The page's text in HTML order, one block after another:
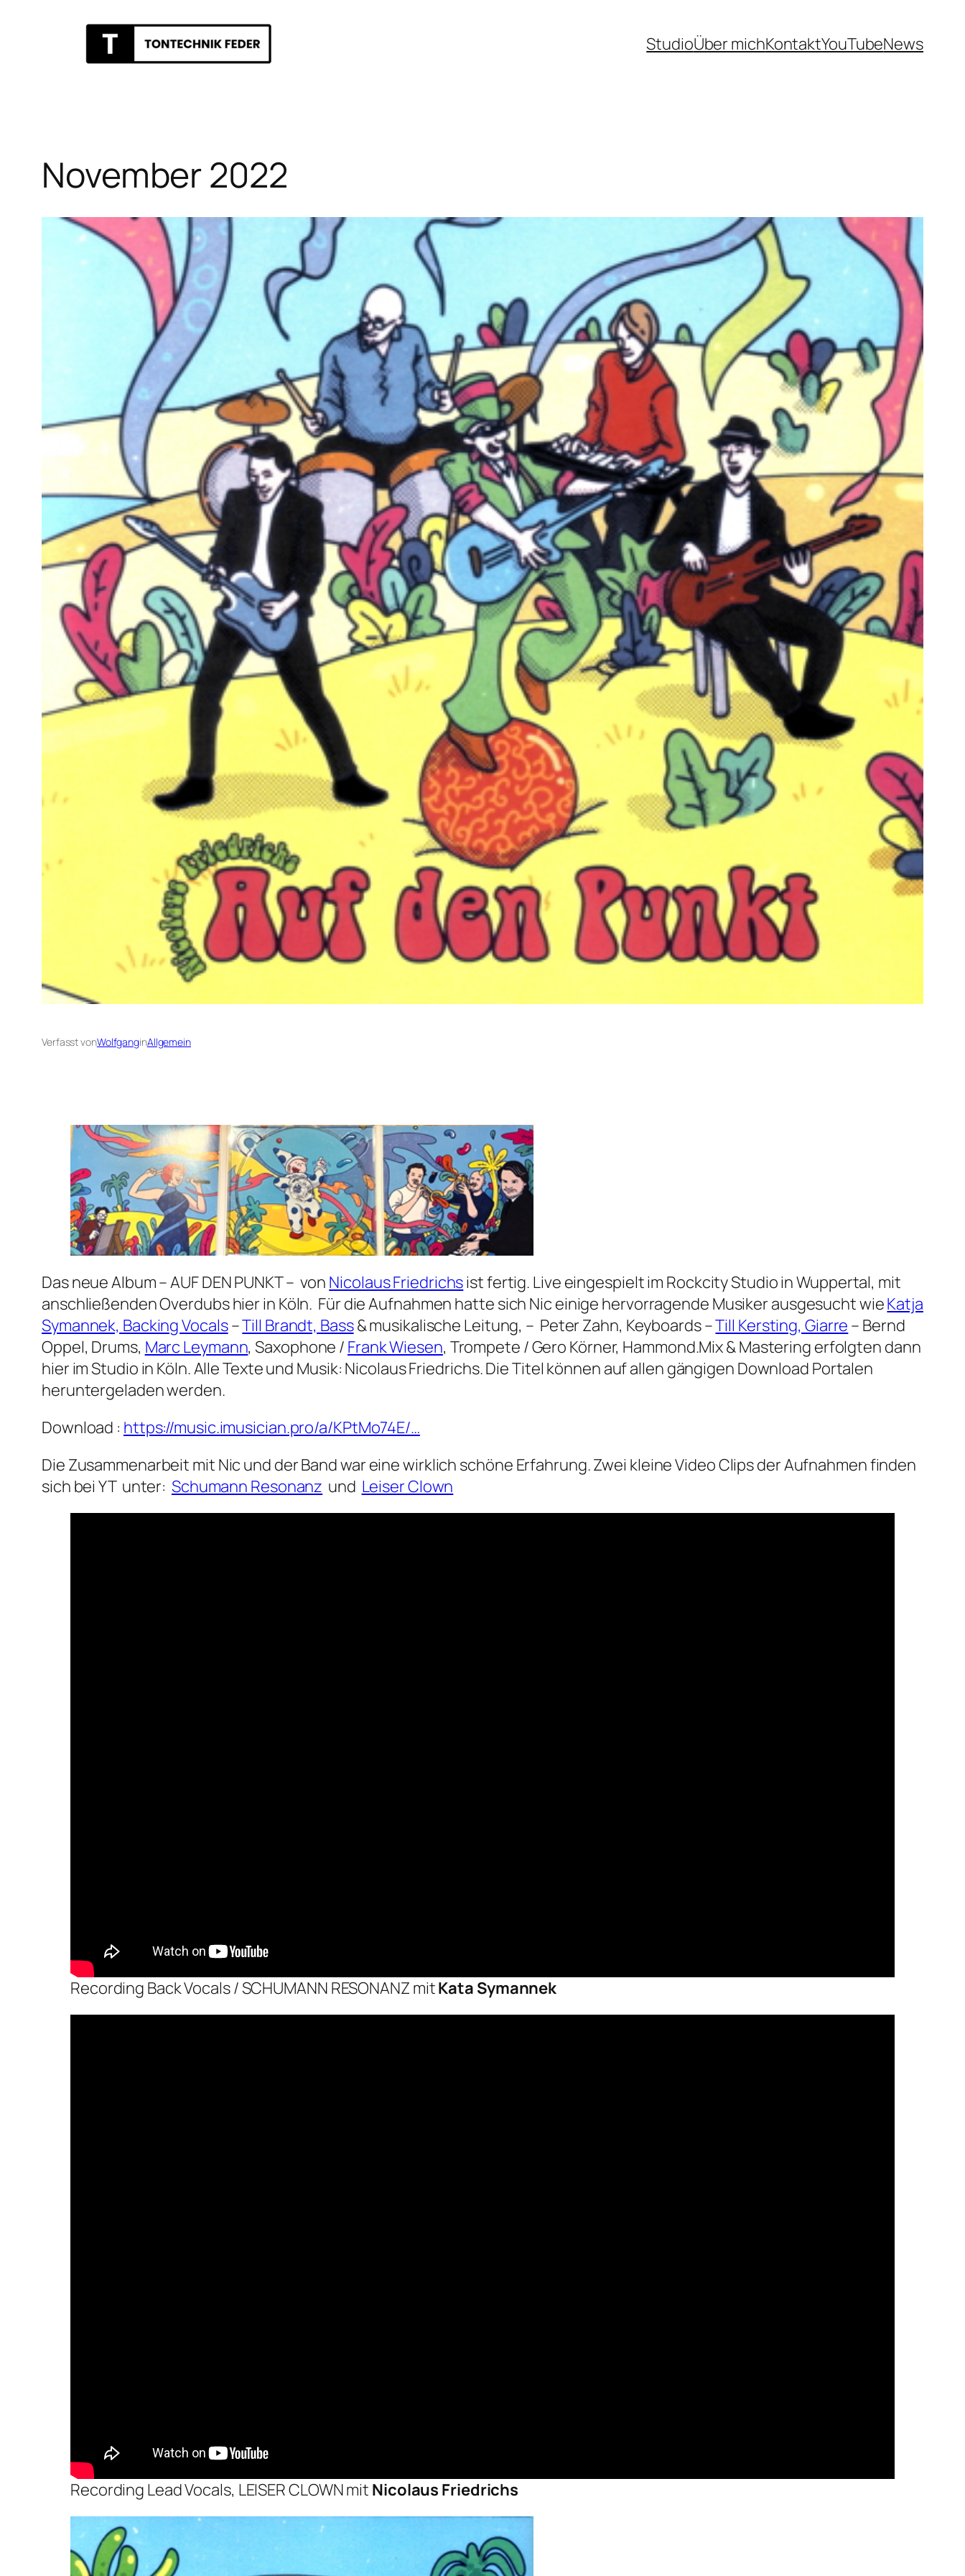
StudioÜber michKontaktYouTubeNews
November 2022
Verfasst vonWolfganginAllgemein
Das neue Album – AUF DEN PUNKT – von Nicolaus Friedrichsist fertig. Live eingespielt im Rockcity Studio in Wuppertal, mit
anschließenden Overdubs hier in Köln. Für die Aufnahmen hatte sich Nic einige hervorragende Musiker ausgesucht wieKatja
Symannek, Backing Vocals–Till Brandt, Bass& musikalische Leitung, – Peter Zahn, Keyboards –Till Kersting, Giarre – Bernd
Oppel, Drums, Marc Leymann, Saxophone / Frank Wiesen, Trompete / Gero Körner, Hammond.Mix & Mastering erfolgten dann
hier im Studio in Köln. Alle Texte und Musik: Nicolaus Friedrichs. Die Titel können auf allen gängigen Download Portalen
heruntergeladen werden.
Download : https://music.imusician.pro/a/KPtMo74E/…
Die Zusammenarbeit mit Nic und der Band war eine wirklich schöne Erfahrung. Zwei kleine Video Clips der Aufnahmen finden
sich bei YT unter: Schumann Resonanz und Leiser Clown
Recording Back Vocals / SCHUMANN RESONANZ mitKata Symannek
Recording Lead Vocals, LEISER CLOWN mit Nicolaus Friedrichs